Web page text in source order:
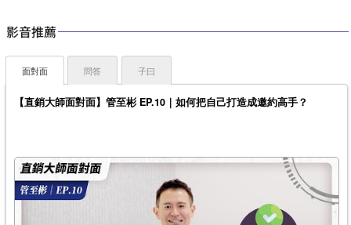
影音推薦
面對面
【直銷大師面對面】管至彬 EP.10｜如何把自己打造成邀約高手？
問答 子曰